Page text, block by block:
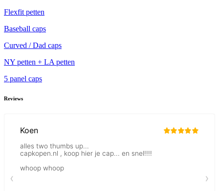
Flexfit petten
Baseball caps
Curved / Dad caps
NY petten + LA petten
5 panel caps
Reviews